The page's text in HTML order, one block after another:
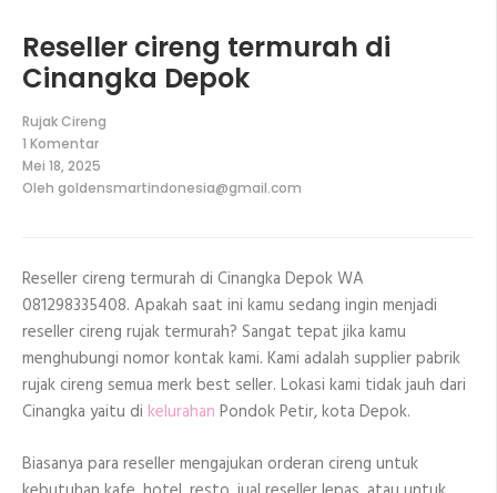
Reseller cireng termurah di
Cinangka Depok
Rujak Cireng
1 Komentar
pada
Reseller
cireng
Mei 18, 2025
Oleh goldensmartindonesia@gmail.com
Reseller cireng termurah di Cinangka Depok WA
081298335408. Apakah saat ini kamu sedang ingin menjadi
reseller cireng rujak termurah? Sangat tepat jika kamu
menghubungi nomor kontak kami. Kami adalah supplier pabrik
rujak cireng semua merk best seller. Lokasi kami tidak jauh dari
Cinangka yaitu di kelurahan Pondok Petir, kota Depok.
Biasanya para reseller mengajukan orderan cireng untuk